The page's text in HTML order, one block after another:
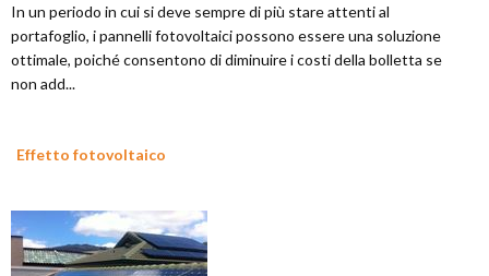
In un periodo in cui si deve sempre di più stare attenti al
portafoglio, i pannelli fotovoltaici possono essere una soluzione
ottimale, poiché consentono di diminuire i costi della bolletta se
non add...
Effetto fotovoltaico